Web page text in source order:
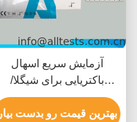
آزمایش سریع اسهال
باکتریایی برای شیگلا/
سالمونلا/کلستریدیوم
دیفیسیل با نتایج سریع در ۱۰
بهترین قیمت رو بدست بیار